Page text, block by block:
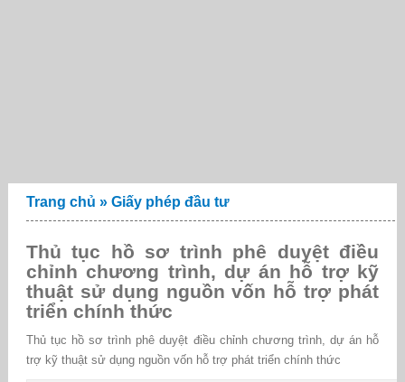
Thủ tục hồ sơ trình phê duyệt điều
chỉnh chương trình, dự án hỗ trợ kỹ
thuật sử dụng nguồn vốn hỗ trợ phát
triển chính thức
Thủ tục hồ sơ trình phê duyệt điều chỉnh chương trình, dự án hỗ
trợ kỹ thuật sử dụng nguồn vốn hỗ trợ phát triển chính thức
Trang chủ » Giấy phép đầu tư